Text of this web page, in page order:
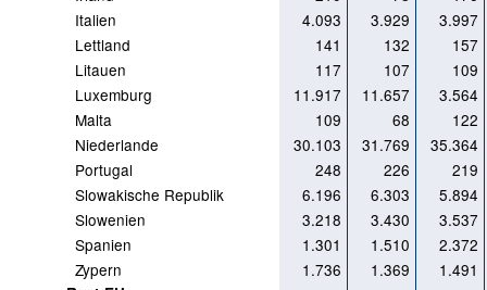
Italien
4.093 3.929
3.997
Lettland
141 132
157
Litauen
117 107
109
Luxemburg
11.917 11.657
3.564
Malta
109 68
122
Niederlande
30.103 31.769
35.364
Portugal
248 226
219
Slowakische Republik
6.196 6.303
5.894
Slowenien
3.218 3.430
3.537
Spanien
1.301 1.510
2.372
Zypern
1.736 1.369 1.491